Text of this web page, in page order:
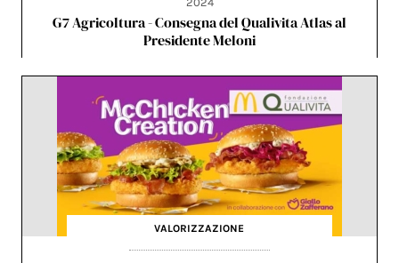
G7 Agricoltura - Consegna del Qualivita Atlas al
Presidente Meloni
VALORIZZAZIONE